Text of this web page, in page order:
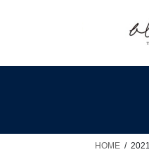
HOME